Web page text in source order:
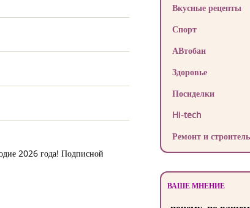
2026 года! Подписной
Вкусные рецепты
Спорт
АВтобан
Здоровье
Посиделки
Hi-tech
Ремонт и
ВАШЕ МНЕНИЕ